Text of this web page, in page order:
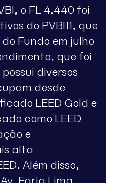
o FL 4.440 foi
do PVBI11, que
Fundo em julho
que foi
diversos
desde
LEED Gold e
como LEED
e
alta
Além disso,
Faria Lima,